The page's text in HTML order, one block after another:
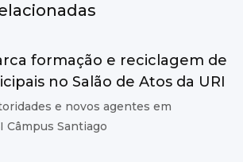
formação e reciclagem de
no Salão de Atos da URI
e novos agentes em
Câmpus Santiago